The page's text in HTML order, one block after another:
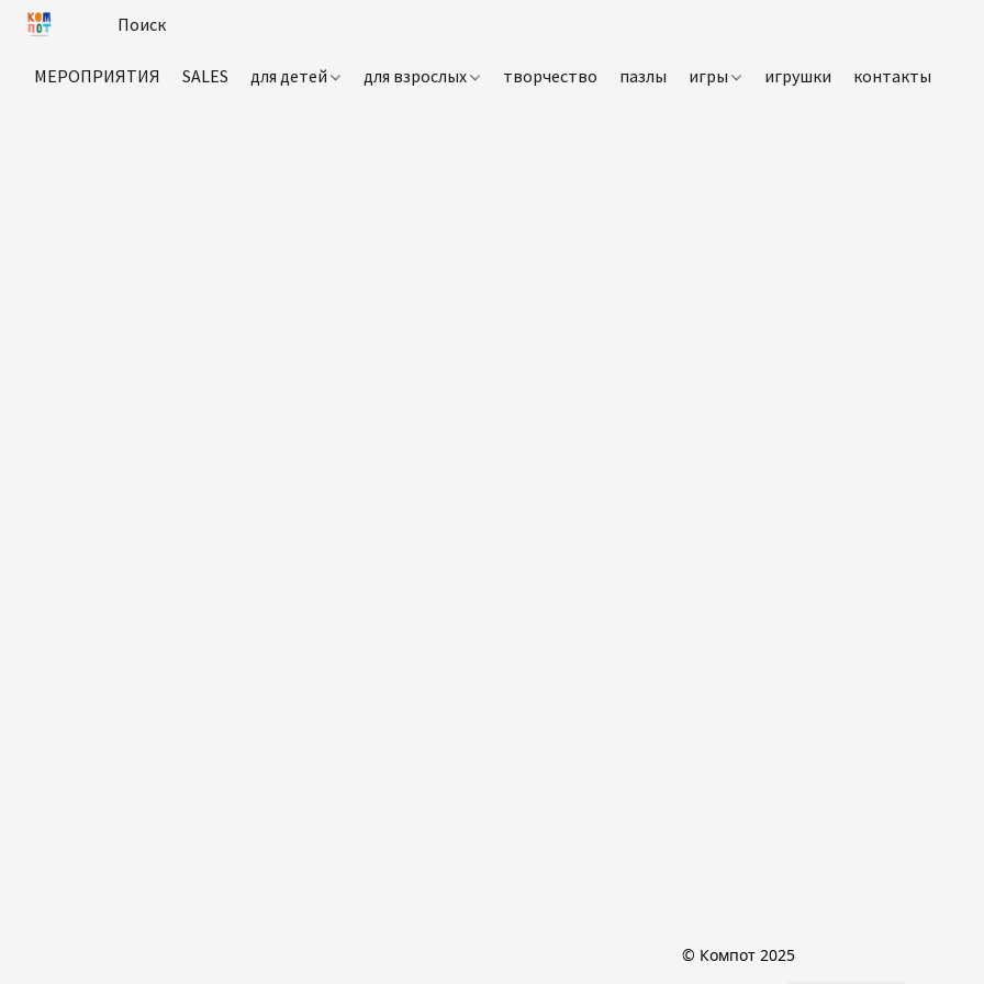
МЕРОПРИЯТИЯ SALES для детей для взрослых творчество пазлы игры игрушки контакты
© Компот 2025